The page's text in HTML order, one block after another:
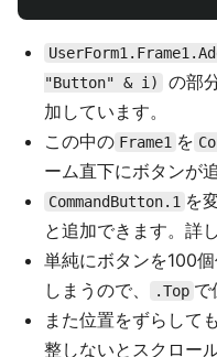
"Button" & i)
の部
加しています。
この中の Frame1 を
ーム直下にボタンが
CommandButton.1 を
と追加できます。詳
単純にボタンを100
しまうので、
.Top で
また位置をずらして
整しないとスクロー